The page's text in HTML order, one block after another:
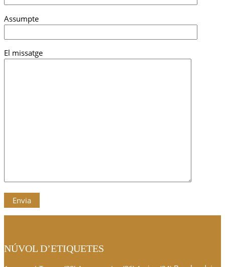
Assumpte
El missatge
NÚVOL D’ETIQUETES